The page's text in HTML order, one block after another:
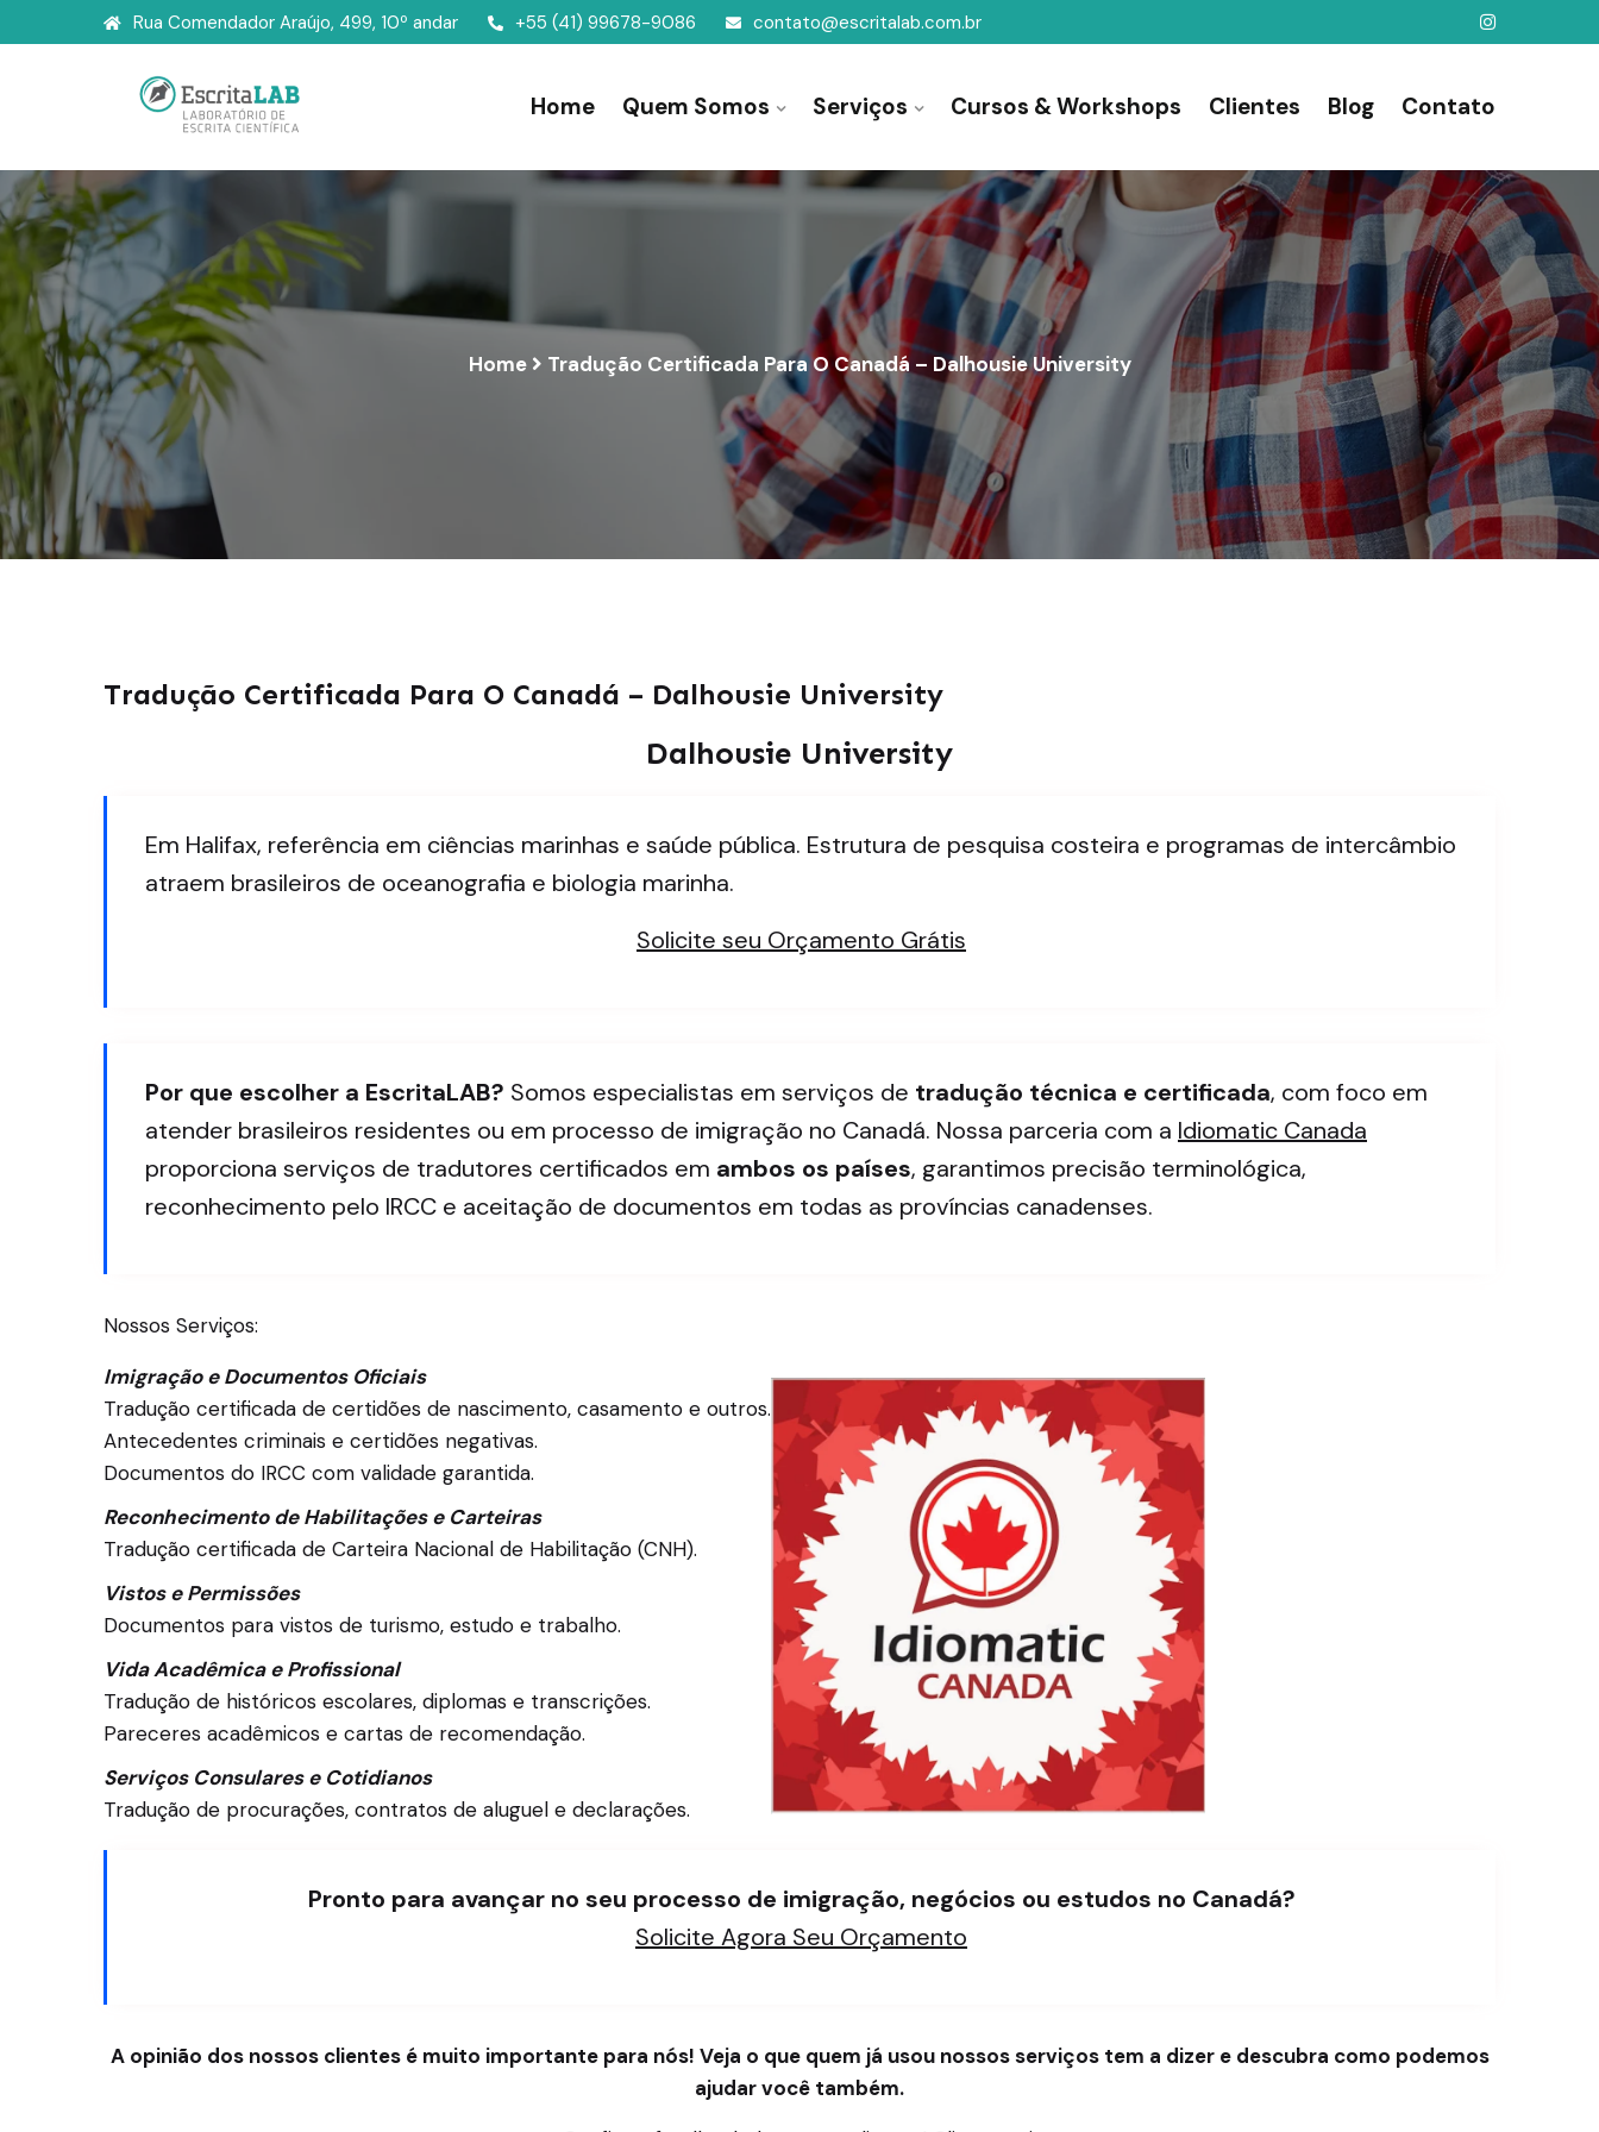
Rua Comendador Araújo, 499, 10º andar +55 (41) 99678-9086 contato@escritalab.com.br
Home Quem Somos Serviços Cursos & Workshops Clientes Blog Contato
Home Tradução Certificada Para O Canadá – Dalhousie University
Tradução Certificada Para O Canadá – Dalhousie University
Dalhousie University
Em Halifax, referência em ciências marinhas e saúde pública. Estrutura de pesquisa costeira e programas de intercâmbio
atraem brasileiros de oceanografia e biologia marinha.
Solicite seu Orçamento Grátis
Por que escolher a EscritaLAB? Somos especialistas em serviços de tradução técnica e certificada, com foco em
atender brasileiros residentes ou em processo de imigração no Canadá. Nossa parceria com a Idiomatic Canada
proporciona serviços de tradutores certificados em ambos os países, garantimos precisão terminológica,
reconhecimento pelo IRCC e aceitação de documentos em todas as províncias canadenses.
Nossos Serviços:
Imigração e Documentos Oficiais
Tradução certificada de certidões de nascimento, casamento e outros.
Antecedentes criminais e certidões negativas.
Documentos do IRCC com validade garantida.
Reconhecimento de Habilitações e Carteiras
Tradução certificada de Carteira Nacional de Habilitação (CNH).
Vistos e Permissões
Documentos para vistos de turismo, estudo e trabalho.
Vida Acadêmica e Profissional
Tradução de históricos escolares, diplomas e transcrições.
Pareceres acadêmicos e cartas de recomendação.
Serviços Consulares e Cotidianos
Tradução de procurações, contratos de aluguel e declarações.
Pronto para avançar no seu processo de imigração, negócios ou estudos no Canadá?
Solicite Agora Seu Orçamento
A opinião dos nossos clientes é muito importante para nós! Veja o que quem já usou nossos serviços tem a dizer e descubra como podemos
ajudar você também.